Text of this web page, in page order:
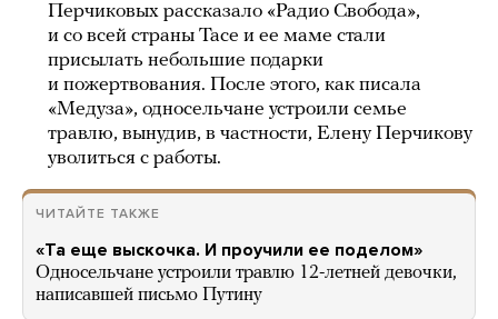
Перчиковых рассказало «Радио Свобода»,
и со всей страны Тасе и ее маме стали
присылать небольшие подарки
и пожертвования. После этого, как писала
«Медуза», односельчане устроили семье
травлю, вынудив, в частности, Елену Перчикову
уволиться с работы.
ЧИТАЙТЕ ТАКЖЕ
«Та еще выскочка. И проучили ее поделом»
Односельчане устроили травлю 12-летней девочки,
написавшей письмо Путину